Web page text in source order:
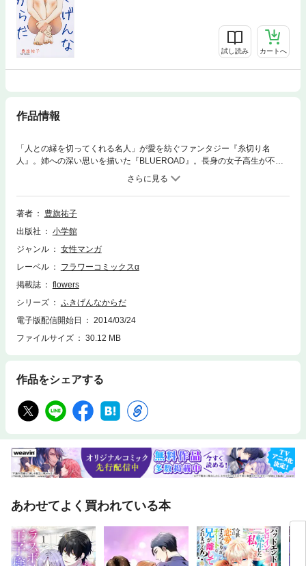
試し読み カートへ
作品情報
「人との縁を切ってくれる名人」が愛を紡ぐファンタジー『糸切り名
人』。姉への深い思いを描いた『BLUEROAD』。長身の女子高生が不思
議な体験をする表題作『ふきげんなからだ』など、全6編収録。みずみず
しく、ゆるやかな感性が光る、「フラワーズ」発の鮮烈・豊旗祐子のコミ
ックス。
著者
豊旗祐子
出版社
小学館
ジャンル
女性マンガ
レーベル
フラワーコミックスα
掲載誌
flowers
シリーズ
ふきげんなからだ
電子版配信開始日
2014/03/24
ファイルサイズ
30.12 MB
作品をシェアする
あわせてよく買われている本